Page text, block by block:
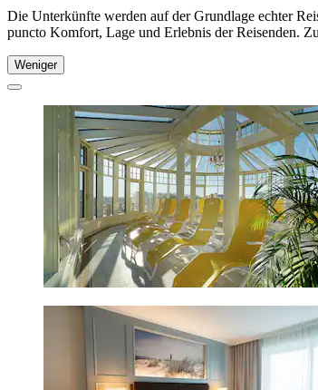
Die Unterkünfte werden auf der Grundlage echter
puncto Komfort, Lage und Erlebnis der Reisenden.
Weniger